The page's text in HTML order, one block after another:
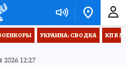
УКРАИНА: СВОДКА КП В
12:27